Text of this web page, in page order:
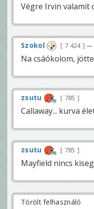
Végre Irvin valamit
Szokol 7 424 —
Na csáókolom,
zsutu 785
Callaway... kurva
zsutu 785
Mayfield nincs
Törölt felhasználó